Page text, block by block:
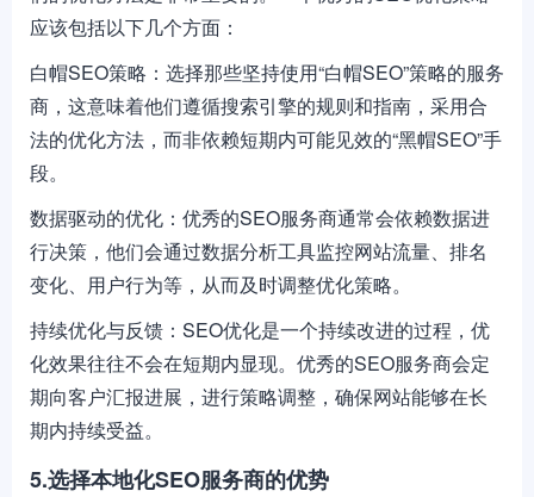
应该包括以下几个方面：
白帽SEO策略：选择那些坚持使用“白帽SEO”策略的服务
商，这意味着他们遵循搜索引擎的规则和指南，采用合
法的优化方法，而非依赖短期内可能见效的“黑帽SEO”手
段。
数据驱动的优化：优秀的SEO服务商通常会依赖数据进
行决策，他们会通过数据分析工具监控网站流量、排名
变化、用户行为等，从而及时调整优化策略。
持续优化与反馈：SEO优化是一个持续改进的过程，优
化效果往往不会在短期内显现。优秀的SEO服务商会定
期向客户汇报进展，进行策略调整，确保网站能够在长
期内持续受益。
5.选择本地化SEO服务商的优势